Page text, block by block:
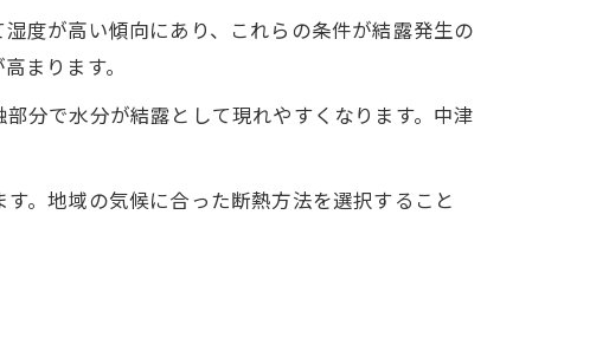
度が高い傾向にあり、これらの条件が結露発生の
まります。
分で水分が結露として現れやすくなります。中津
。地域の気候に合った断熱方法を選択すること